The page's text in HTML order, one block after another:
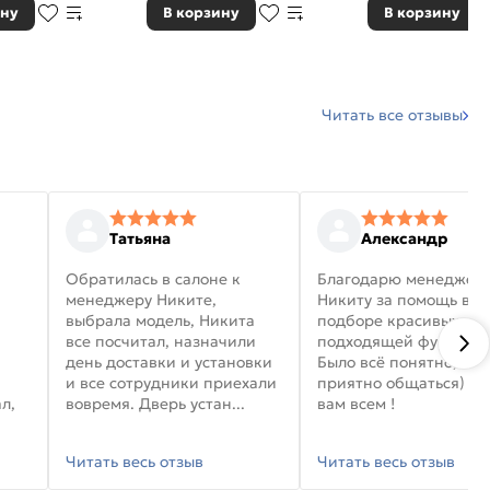
В корзину В корзину
Читать все отзывы
Татьяна
Обратилась в салоне к
менеджеру Никите,
выбрала модель, Никита
все посчитал, назначили
день доставки и установки
и все сотрудники приехали
вовремя. Дверь устан...
Читать весь отзыв
Александр
Благодарю
Никиту за помощь в
подборе красивых
подходящей
Было всё понятно, и
приятно общаться)
вам всем !
Читать весь отзыв